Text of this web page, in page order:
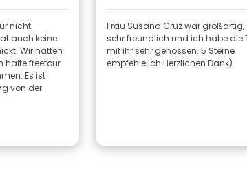
nicht
auch keine
Wir hatten
halte freetour
Es ist
von der
Frau Susana Cruz war großartig,
sehr freundlich und ich habe die
mit ihr sehr genossen. 5 Sterne
empfehle ich Herzlichen Dank)